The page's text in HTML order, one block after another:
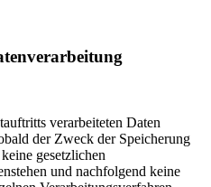
verarbeiteten Daten
der Zweck der Speicherung
gesetzlichen
und nachfolgend keine